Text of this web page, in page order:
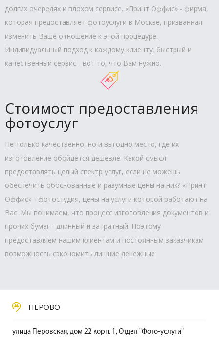
долгих очередях и плохом сервисе. «Принт Оффис» - фирма,
которая предоставляет фотоуслуги в Москве, призванная
изменить Ваше отношение к этой процедуре.
Индивидуальный подход к каждому клиенту, быстрый и
качественный сервис - вот то, что Вам нужно.
Стоимост предоставления
фотоуслуг
Не только качественно, но и выгодно место, где их
изготовление обойдется дешевле. Какой смысл
предоставлять целый спектр услуг, если не можешь
обеспечить обоснованные и разумные цены на них? «Принт
Оффис» - фотостудия, цены на услуги которой работают на
Вас. Мы понимаем, что процесс изготовления документов и
прочих бумаг - длинный и затратный. Поэтому
предоставляем нашим клиентам и постоянным заказчикам
возможность сэкономить лишние денежные
ПЕРОВО
улица Перовская, дом 22 корп. 1, Отдел "Фото-услуги"